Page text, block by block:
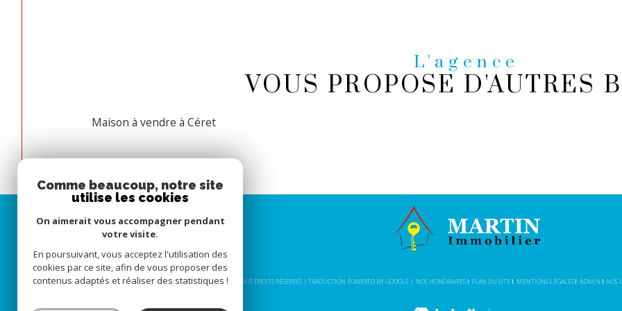
L'agence
VOUS PROPOSE D'AUTRES
Maison à vendre à Céret
© 2026 | TOUS DROITS RÉSERVÉS | TRADUCTION POWERED BY GOOGLE | NOS HONORAIRES PLAN DU SITE MENTIONS LÉGALES ADMIN NOS
Comme beaucoup, notre site
utilise les cookies
On aimerait vous accompagner pendant
votre visite.
En poursuivant, vous acceptez l'utilisation des
cookies par ce site, afin de vous proposer des
contenus adaptés et réaliser des statistiques !